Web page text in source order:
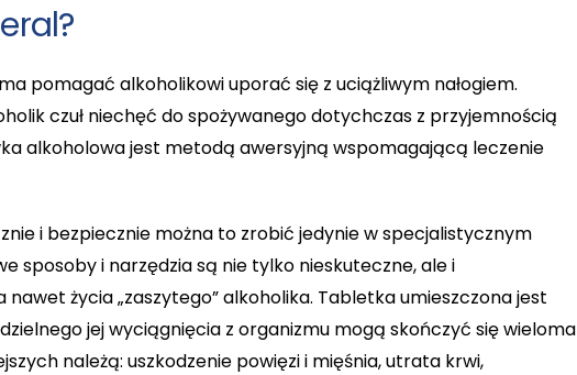
pomagać alkoholikowi uporać się z uciążliwym nałogiem.
czuł niechęć do spożywanego dotychczas z przyjemnością
alkoholowa jest metodą awersyjną wspomagającą leczenie
i bezpiecznie można to zrobić jedynie w specjalistycznym
sposoby i narzędzia są nie tylko nieskuteczne, ale i
nawet życia „zaszytego” alkoholika. Tabletka umieszczona jest
jej wyciągnięcia z organizmu mogą skończyć się wieloma
należą: uszkodzenie powięzi i mięśnia, utrata krwi,